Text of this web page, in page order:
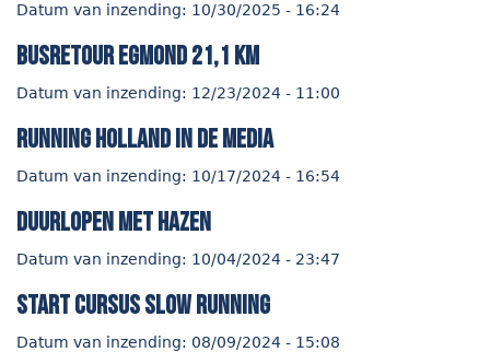
Datum van inzending: 10/30/2025 - 16:24
Busretour Egmond 21,1 km
Datum van inzending: 12/23/2024 - 11:00
Running Holland in de media
Datum van inzending: 10/17/2024 - 16:54
duurlopen met hazen
Datum van inzending: 10/04/2024 - 23:47
start cursus Slow Running
Datum van inzending: 08/09/2024 - 15:08